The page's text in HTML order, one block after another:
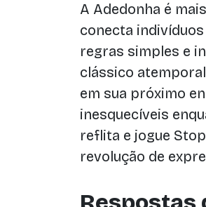
A Adedonha é
conecta
regras simples e
clássico
em sua próximo
inesquecíveis
reflita e jogue
revolução de